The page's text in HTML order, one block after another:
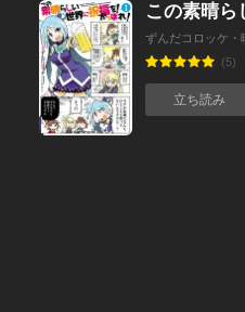
ずんだコロッケ・
(5)
立ち読み